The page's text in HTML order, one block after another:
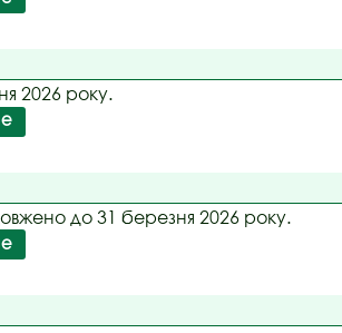
2026 року.
до 31 березня 2026 року.